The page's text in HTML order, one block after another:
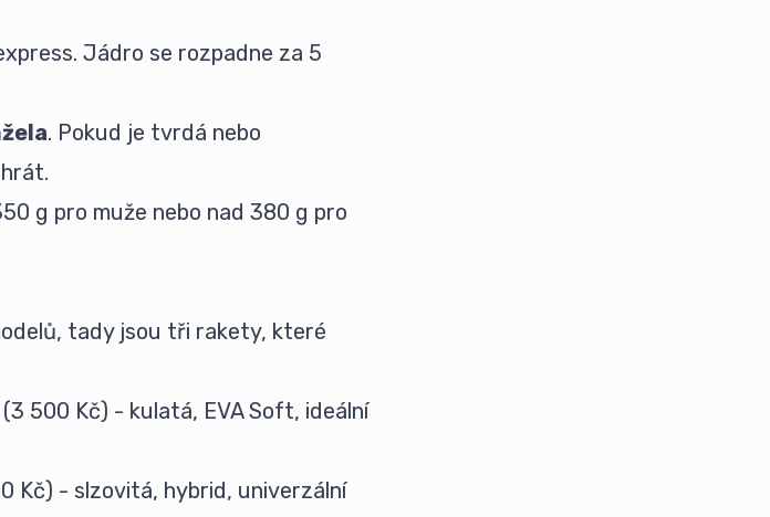
Jádro se rozpadne za 5
. Pokud je tvrdá nebo
g pro muže nebo nad 380 g pro
tady jsou tři rakety, které
(3 500 Kč) - kulatá, EVA Soft, ideální
Kč) - slzovitá, hybrid, univerzální